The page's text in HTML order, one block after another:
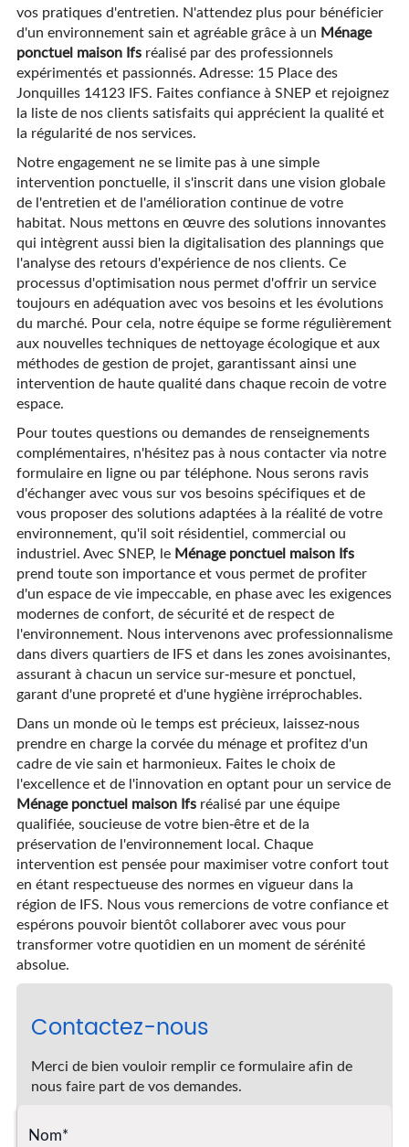
vos pratiques d'entretien. N'attendez plus pour bénéficier
d'un environnement sain et agréable grâce à un Ménage
ponctuel maison Ifsréalisé par des professionnels
expérimentés et passionnés. Adresse: 15 Place des
Jonquilles 14123 IFS. Faites confiance à SNEP et rejoignez
la liste de nos clients satisfaits qui apprécient la qualité et
la régularité de nos services.
Notre engagement ne se limite pas à une simple
intervention ponctuelle, il s'inscrit dans une vision globale
de l'entretien et de l'amélioration continue de votre
habitat. Nous mettons en œuvre des solutions innovantes
qui intègrent aussi bien la digitalisation des plannings que
l'analyse des retours d'expérience de nos clients. Ce
processus d'optimisation nous permet d'offrir un service
toujours en adéquation avec vos besoins et les évolutions
du marché. Pour cela, notre équipe se forme régulièrement
aux nouvelles techniques de nettoyage écologique et aux
méthodes de gestion de projet, garantissant ainsi une
intervention de haute qualité dans chaque recoin de votre
espace.
Pour toutes questions ou demandes de renseignements
complémentaires, n'hésitez pas à nous contacter via notre
formulaire en ligne ou par téléphone. Nous serons ravis
d'échanger avec vous sur vos besoins spécifiques et de
vous proposer des solutions adaptées à la réalité de votre
environnement, qu'il soit résidentiel, commercial ou
industriel. Avec SNEP, le Ménage ponctuel maison Ifs
prend toute son importance et vous permet de profiter
d'un espace de vie impeccable, en phase avec les exigences
modernes de confort, de sécurité et de respect de
l'environnement. Nous intervenons avec professionnalisme
dans divers quartiers de IFS et dans les zones avoisinantes,
assurant à chacun un service sur-mesure et ponctuel,
garant d'une propreté et d'une hygiène irréprochables.
Dans un monde où le temps est précieux, laissez-nous
prendre en charge la corvée du ménage et profitez d'un
cadre de vie sain et harmonieux. Faites le choix de
l'excellence et de l'innovation en optant pour un service de
Ménage ponctuel maison Ifsréalisé par une équipe
qualifiée, soucieuse de votre bien-être et de la
préservation de l'environnement local. Chaque
intervention est pensée pour maximiser votre confort tout
en étant respectueuse des normes en vigueur dans la
région de IFS. Nous vous remercions de votre confiance et
espérons pouvoir bientôt collaborer avec vous pour
transformer votre quotidien en un moment de sérénité
absolue.
Contactez-nous
Merci de bien vouloir remplir ce formulaire afin de
nous faire part de vos demandes.